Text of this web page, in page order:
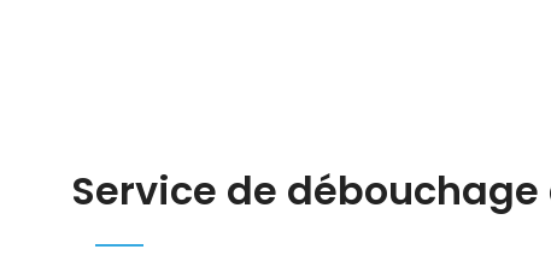
Service de débouchage